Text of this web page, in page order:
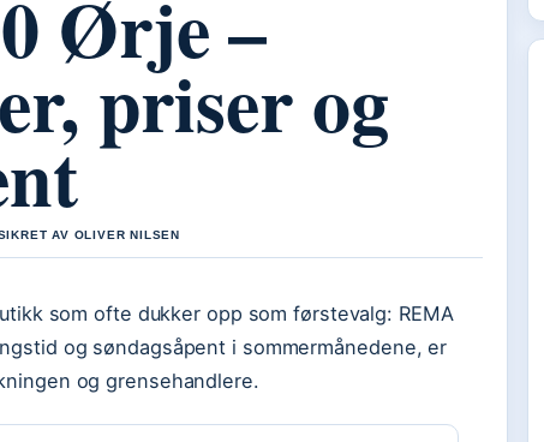
Ørje –
priser og
AV OLIVER NILSEN
som ofte dukker opp som førstevalg: REMA
og søndagsåpent i sommermånedene, er
og grensehandlere.